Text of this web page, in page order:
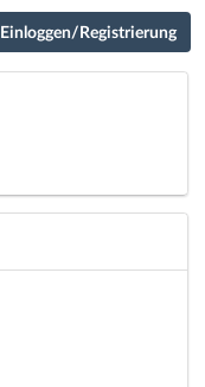
Einloggen/Registrierung